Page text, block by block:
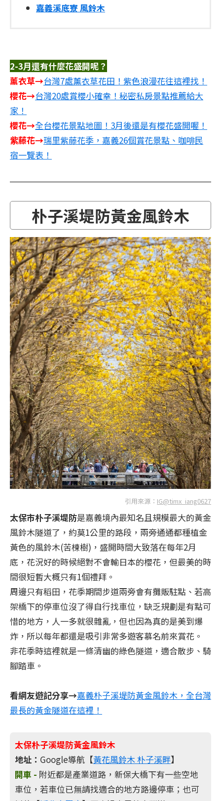
嘉義溪底寮 風鈴木
2-3月還有什麼花盛開呢？
薰衣草→台灣7處薰衣草花田！紫色浪漫花往這裡找！
櫻花→台灣20處賞櫻小確幸！秘密私房景點推薦給大
家！
櫻花→全台櫻花景點地圖！3月後還是有櫻花盛開喔！
紫藤花→瑞里紫藤花季，嘉義26個賞花景點、咖啡民
宿一覽表！
朴子溪堤防黃金風鈴木
引用來源： IG@timx_iang0627
太保市朴子溪堤防是嘉義境內最知名且規模最大的黃金
風鈴木隧道了，約莫1公里的路段，兩旁通通都種植金
黃色的風鈴木(苦楝樹)，盛開時間大致落在每年2月
底，花況好的時候絕對不會輸日本的櫻花，但最美的時
間很短暫大概只有1個禮拜。
周邊只有稻田，花季期間步道兩旁會有攤販駐點、若高
架橋下的停車位沒了得自行找車位，缺乏規劃是有點可
惜的地方，人一多就很雜亂，但也因為真的是美到爆
炸，所以每年都還是吸引非常多遊客慕名前來賞花。
非花季時這裡就是一條清幽的綠色隧道，適合散步、騎
腳踏車。
看網友遊記分享→嘉義朴子溪堤防黃金風鈴木，全台灣
最長的黃金隧道在這裡！
太保朴子溪堤防黃金風鈴木
地址： Google導航【黃花風鈴木 朴子溪畔】
開車 - 附近都是產業道路，新保大橋下有一些空地
車位，若車位已無請找適合的地方路邊停車；也可